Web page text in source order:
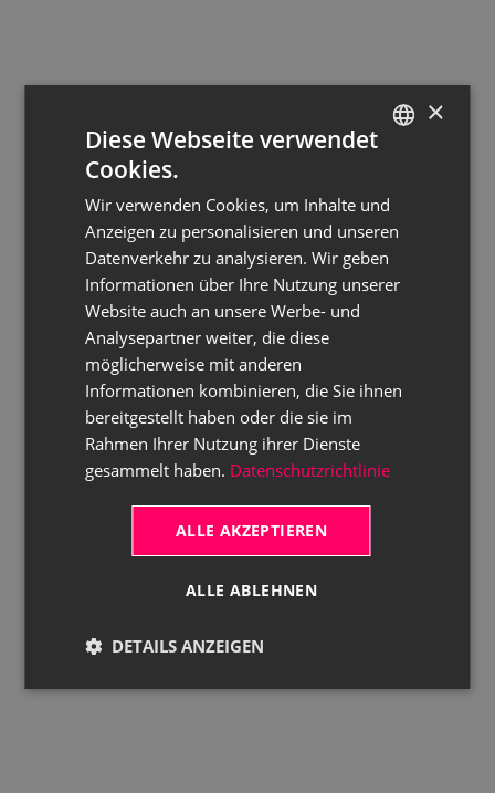
ENGLISH
×
Diese Webseite verwendet
Cookies.
Wir verwenden Cookies, um Inhalte und
Anzeigen zu personalisieren und unseren
Datenverkehr zu analysieren. Wir geben
Informationen über Ihre Nutzung unserer
Website auch an unsere Werbe- und
Analysepartner weiter, die diese
möglicherweise mit anderen
Informationen kombinieren, die Sie ihnen
bereitgestellt haben oder die sie im
Rahmen Ihrer Nutzung ihrer Dienste
gesammelt haben. Datenschutzrichtlinie
ALLE AKZEPTIEREN
ALLE ABLEHNEN
DETAILS ANZEIGEN